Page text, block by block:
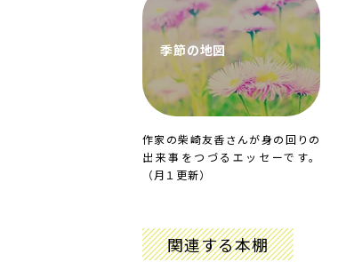
季節の地図
作家の柴崎友香さんが身の回りの
出来事をつづるエッセーです。
（月１更新）
関連する本棚